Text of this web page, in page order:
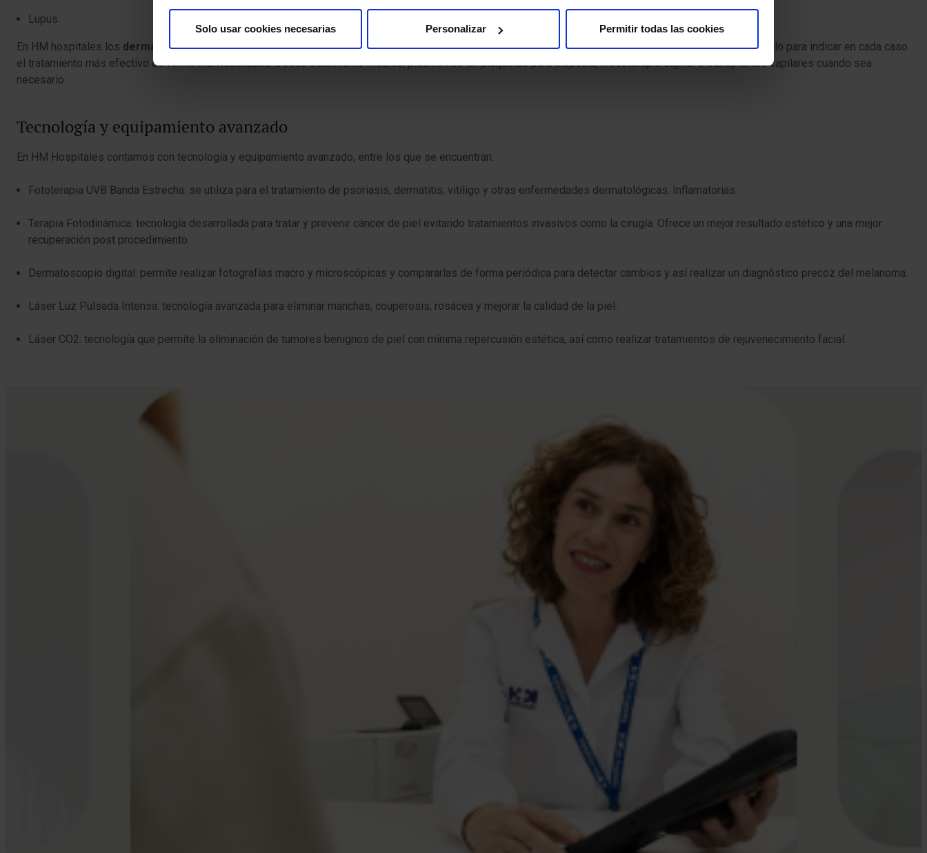
Solo usar cookies necesarias Personalizar Permitir todas las cookies
Lupus.
En HM hospitales los dermatólogos expertos en el cabello, también llamadostricólogos, hacen un análisis exhaustivo de las causas de la caída de cabello para indicar en cada caso
el tratamiento más efectivo de forma individualizada. Desde tratamiento médico, plasma rico en plaquetas para alopecia, mesoterapia capilar o transplantes capilares cuando sea
necesario
Tecnología y equipamiento avanzado
En HM Hospitales contamos con tecnología y equipamiento avanzado, entre los que se encuentran:
Fototerapia UVB Banda Estrecha: se utiliza para el tratamiento de psoriasis, dermatitis, vitíligo y otras enfermedades dermatológicas. Inflamatorias
Terapia Fotodinámica: tecnología desarrollada para tratar y prevenir cáncer de piel evitando tratamientos invasivos como la cirugía. Ofrece un mejor resultado estético y una mejor
recuperación post procedimiento.
Dermatoscopio digital: permite realizar fotografías macro y microscópicas y compararlas de forma periódica para detectar cambios y así realizar un diagnóstico precoz del melanoma.
Láser Luz Pulsada Intensa: tecnología avanzada para eliminar manchas, couperosis, rosácea y mejorar la calidad de la piel.
Láser CO2: tecnología que permite la eliminación de tumores benignos de piel con mínima repercusión estética, así como realizar tratamientos de rejuvenecimiento facial.